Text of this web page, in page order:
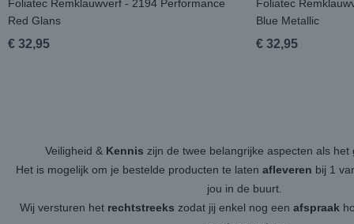
Foliatec Remklauwverf - 2194 Performance
Red Glans
€ 32,95
Foliatec
Blue Metallic
€ 32,95
Veiligheid & Kennis zijn de twee belangrijke aspecten als
Het is mogelijk om je bestelde producten te laten afleveren bij 1
jou in de buurt.
Wij versturen het rechtstreeks zodat jij enkel nog een afspraak